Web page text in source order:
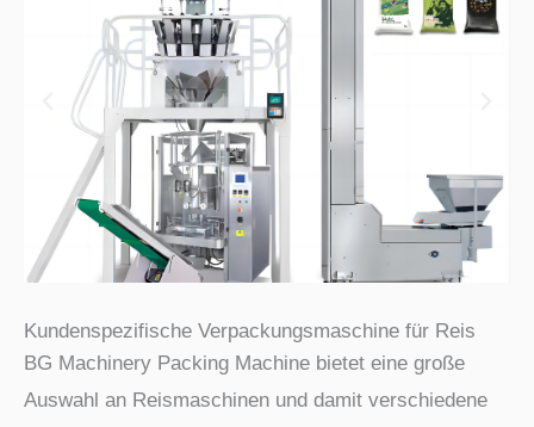
e
n
Kundenspezifische Verpackungsmaschine für Reis
BG Machinery Packing Machine bietet eine große
Auswahl an Reismaschinen und damit verschiedene